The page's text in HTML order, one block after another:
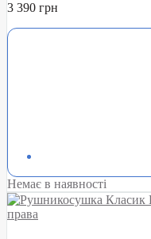
3 390 грн
Немає в наявності